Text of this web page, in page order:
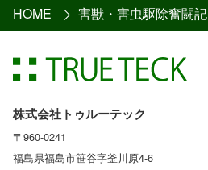
HOME 害獣・害虫駆除奮闘記
株式会社トゥルーテック
〒960-0241
福島県福島市笹谷字釜川原4-6